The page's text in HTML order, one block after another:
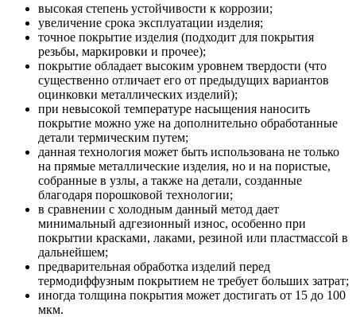
высокая степень устойчивости к коррозии;
увеличение срока эксплуатации изделия;
точное покрытие изделия (подходит для покрытия
резьбы, маркировки и прочее);
покрытие обладает высоким уровнем твердости (что
существенно отличает его от предыдущих вариантов
оцинковки металлических изделий);
при невысокой температуре насыщения наносить
покрытие можно уже на дополнительно обработанные
детали термическим путем;
данная технология может быть использована не только
на прямые металлические изделия, но и на пористые,
собранные в узлы, а также на детали, созданные
благодаря порошковой технологии;
в сравнении с холодным данный метод дает
минимальный адгезионный износ, особенно при
покрытии красками, лаками, резиной или пластмассой в
дальнейшем;
предварительная обработка изделий перед
термодиффузным покрытием не требует больших затрат;
иногда толщина покрытия может достигать от 15 до 100
мкм.